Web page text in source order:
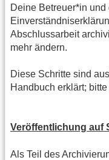
Deine Betreuer*in
Abschlussarbeit
mehr ändern.
Diese Schritte sind
Handbuch erklärt;
Veröffentlichung auf
Als Teil des